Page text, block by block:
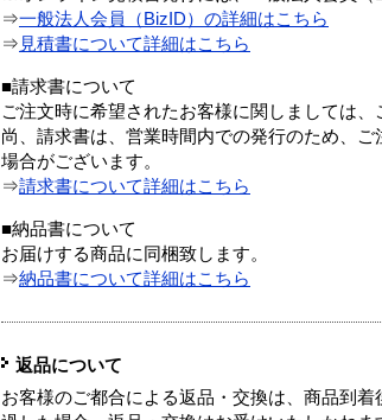
⇒一般法人会員（BizID）の詳細はこちら
⇒ 見積書について詳細はこちら
■請求書について
ご注文時に希望されたお客様に関しましては、
尚、請求書は、営業時間内での発行のため、
場合がございます。
⇒請求書について詳細はこちら
■納品書について
お届けする商品に同梱致します。
⇒納品書について詳細はこちら
返品について
お客様のご都合による返品・交換は、商品到